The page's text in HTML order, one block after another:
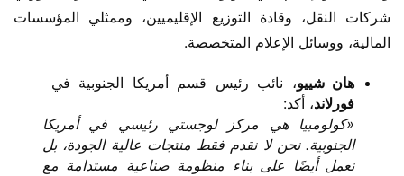
المالية، ووسائل الإعلام المتخصصة.
هان شييو، نائب رئيس قسم أمريكا الجنوبية في ​
فورلاند، أكد:
«كولومبيا هي مركز لوجستي رئيسي في أمريكا
الجنوبية. نحن لا نقدم فقط منتجات عالية الجودة، بل
نعمل أيضًا على بناء منظومة صناعية مستدامة مع